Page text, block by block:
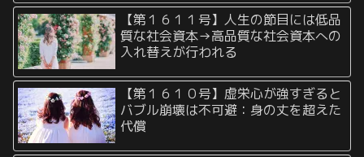
【第１６１１号】人生の節目には低品
質な社会資本→高品質な社会資本への
入れ替えが行われる
【第１６１０号】虚栄心が強すぎると
バブル崩壊は不可避：身の丈を超えた
代償